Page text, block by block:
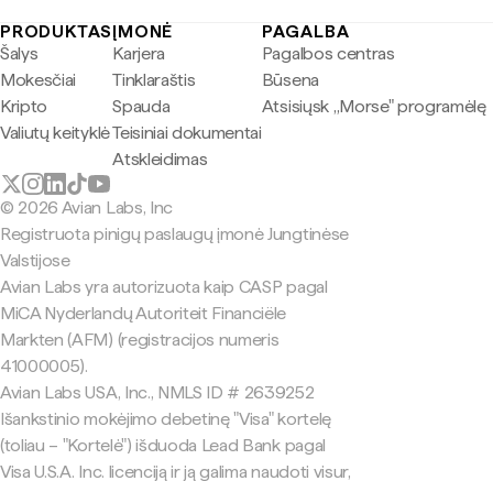
PRODUKTAS
Šalys
Mokesčiai
Kripto
Valiutų keityklė
ĮMONĖ
Karjera
Tinklaraštis
Spauda
Teisiniai dokumentai
Atskleidimas
PAGALBA
Pagalbos centras
Būsena
Atsisiųsk „Morse" programėlę
© 2026 Avian Labs, Inc
Registruota pinigų paslaugų įmonė Jungtinėse
Valstijose
Avian Labs yra autorizuota kaip CASP pagal
MiCA Nyderlandų Autoriteit Financiële
Markten (AFM) (registracijos numeris
41000005).
Avian Labs USA, Inc., NMLS ID # 2639252
Išankstinio mokėjimo debetinę "Visa" kortelę
(toliau – "Kortelė") išduoda Lead Bank pagal
Visa U.S.A. Inc. licenciją ir ją galima naudoti visur,